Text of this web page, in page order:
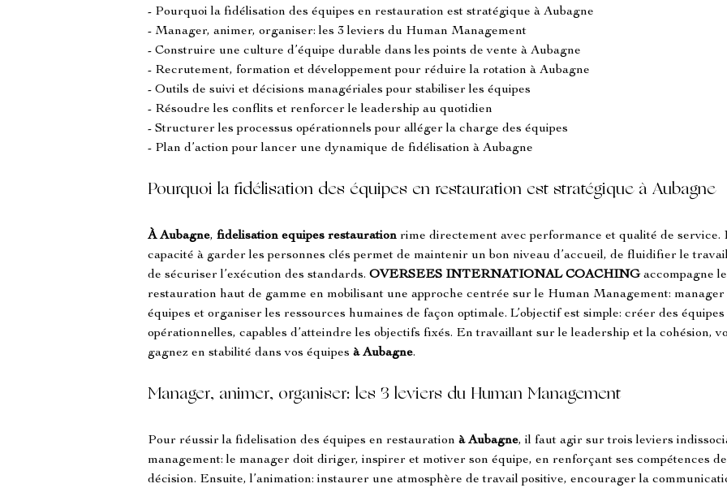
- Pourquoi la fidélisation des équipes en restauration est stratégique à Aubagne
- Manager, animer, organiser: les 3 leviers du Human Management
- Construire une culture d’équipe durable dans les points de vente à Aubagne
- Recrutement, formation et développement pour réduire la rotation à Aubagne
- Outils de suivi et décisions managériales pour stabiliser les équipes
- Résoudre les conflits et renforcer le leadership au quotidien
- Structurer les processus opérationnels pour alléger la charge des équipes
- Plan d’action pour lancer une dynamique de fidélisation à Aubagne
Pourquoi la fidélisation des équipes en restauration est stratégique à Aubagne
À Aubagne, fidelisation equipes restauration rime directement avec performance et qualité de service.
capacité à garder les personnes clés permet de maintenir un bon niveau d’accueil, de fluidifier le
de sécuriser l’exécution des standards. OVERSEES INTERNATIONAL COACHING accompagne
restauration haut de gamme en mobilisant une approche centrée sur le Human Management:
équipes et organiser les ressources humaines de façon optimale. L’objectif est simple: créer des
opérationnelles, capables d’atteindre les objectifs fixés. En travaillant sur le leadership et la cohésion,
gagnez en stabilité dans vos équipes à Aubagne.
Manager, animer, organiser: les 3 leviers du Human Management
Pour réussir la fidelisation des équipes en restauration à Aubagne, il faut agir sur trois leviers
management: le manager doit diriger, inspirer et motiver son équipe, en renforçant ses compétences
décision. Ensuite, l’animation: instaurer une atmosphère de travail positive, encourager la